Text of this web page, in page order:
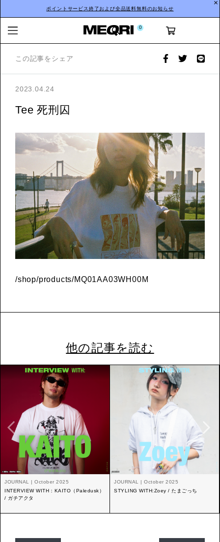
ポイントサービス終了および全品送料無料のお知らせ
0
2023.04.24
この記事をシェア
Tee 死刑囚
/shop/products/MQ01AA03WH00M
他の記事を読む
JOURNAL | October 2025
INTERVIEW WITH：KAITO（Paledusk）
/ ガチアクタ
JOURNAL | October 2025
STYLING WITH:Zoey / たまごっち